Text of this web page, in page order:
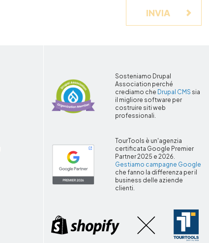
INVIA
Sosteniamo Drupal
Association perché
crediamo che Drupal CMS sia
il migliore software per
costruire siti web
professionali.
TourTools è un'agenzia
certificata Google Premier
Partner 2025 e 2026.
Gestiamo campagne Google
che fanno la differenza per il
business delle aziende
clienti.